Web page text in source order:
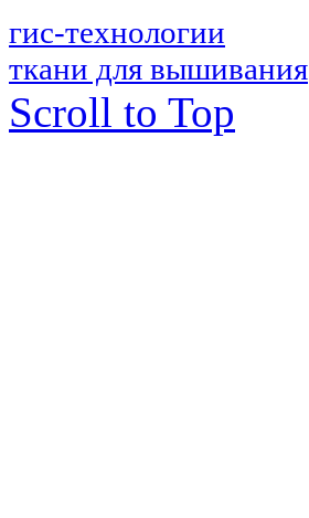
гис-технологии
ткани для вышивания
Scroll to Top